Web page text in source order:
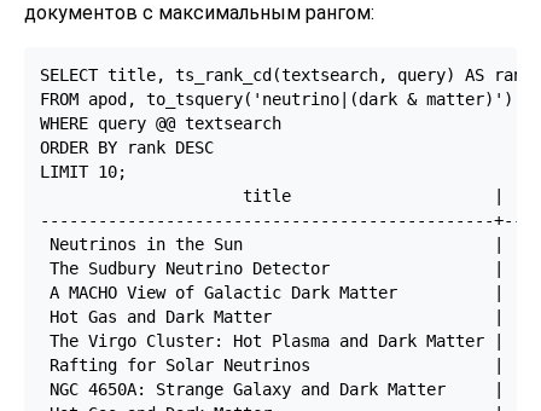
документов с максимальным рангом:
SELECT title, ts_rank_cd(textsearch, query) AS rank
FROM apod, to_tsquery('neutrino|(dark & matter)')
WHERE query @@ textsearch
ORDER BY rank DESC
LIMIT 10;
title                     |
-----------------------------------------------
Neutrinos in the Sun                          |
The Sudbury Neutrino Detector                 |
A MACHO View of Galactic Dark Matter          |
Hot Gas and Dark Matter                       |
The Virgo Cluster: Hot Plasma and Dark Matter |
Rafting for Solar Neutrinos                   |
NGC 4650A: Strange Galaxy and Dark Matter     |